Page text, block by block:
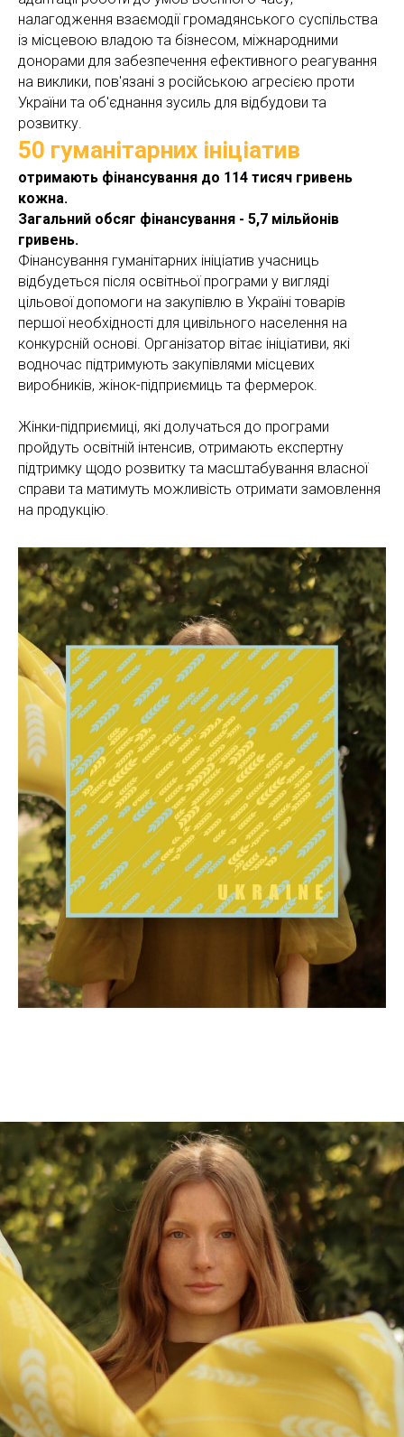
налагодження взаємодії громадянського суспільства
із місцевою владою та бізнесом, міжнародними
донорами для забезпечення ефективного реагування
на виклики, пов'язані з російською агресією проти
України та об'єднання зусиль для відбудови та
розвитку.
50 гуманітарних ініціатив
отримають фінансування до 114 тисяч гривень
кожна.
Загальний обсяг фінансування - 5,7 мільйонів
гривень.
Фінансування гуманітарних ініціатив учасниць
відбудеться після освітньої програми у вигляді
цільової допомоги на закупівлю в Україні товарів
першої необхідності для цивільного населення на
конкурсній основі. Організатор вітає ініціативи, які
водночас підтримують закупівлями місцевих
виробників, жінок-підприємиць та фермерок.
Жінки-підприємиці, які долучаться до програми
пройдуть освітній інтенсив, отримають експертну
підтримку щодо розвитку та масштабування власної
справи та матимуть можливість отримати замовлення
на продукцію.